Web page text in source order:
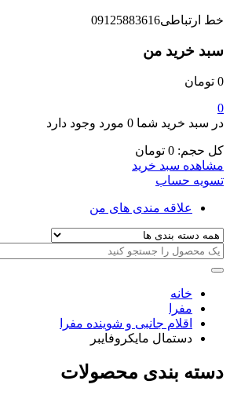
خط ارتباطی09125883616
سبد خرید من
0 تومان
0
در سبد خرید شما 0 مورد وجود دارد
کل حجم: 0 تومان
مشاهده سبد خرید
تسویه حساب
علاقه مندی های من
خانه
مفرا
اقلام جانبی و شوینده مفرا
دستمال مایکروفایبر
دسته بندی محصولات